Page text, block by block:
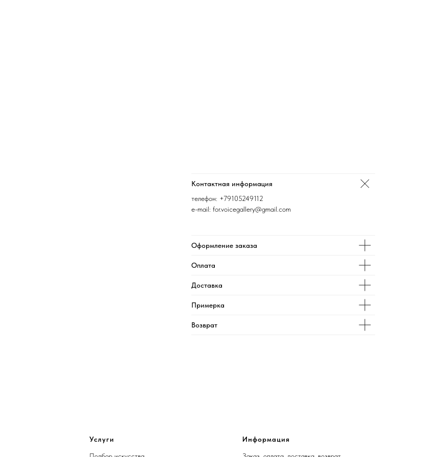
Контактная информация
телефон: +79105249112
e-mail: for.voicegallery@gmail.com
Оформление заказа
Оплата
Доставка
Примерка
Возврат
Услуги Информация